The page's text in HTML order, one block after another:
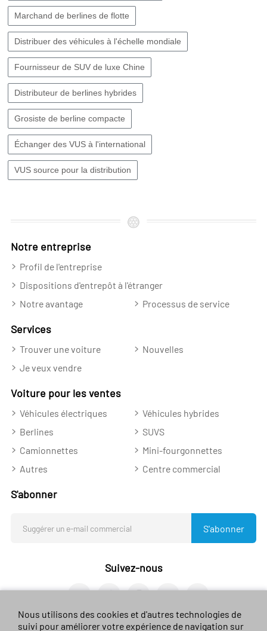
Marchand de berlines de flotte
Distribuer des véhicules à l'échelle mondiale
Fournisseur de SUV de luxe Chine
Distributeur de berlines hybrides
Grosiste de berline compacte
Échanger des VUS à l'international
VUS source pour la distribution
Notre entreprise
Profil de l'entreprise
Dispositions d'entrepôt à l'étranger
Notre avantage
Processus de service
Services
Trouver une voiture
Nouvelles
Je veux vendre
Voiture pour les ventes
Véhicules électriques
Véhicules hybrides
Berlines
SUVS
Camionnettes
Mini-fourgonnettes
Autres
Centre commercial
S'abonner
S'abonner
Suivez-nous
Nous utilisons des cookies et d'autres technologies de
suivi pour améliorer votre expérience de navigation sur